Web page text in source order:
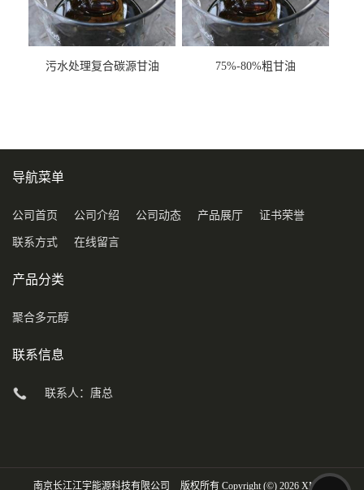
污水处理复合碳源甘油
75%-80%粗甘油
导航菜单
公司首页 公司介绍 公司动态 产品展厅 证书荣誉
联系方式 在线留言
产品分类
聚合多元醇
联系信息
联系人：唐总
南京长江江宇能源科技有限公司 版权所有 Copyright (©) 2026 XML